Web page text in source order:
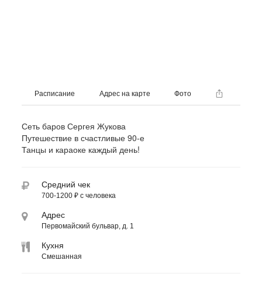
Расписание Адрес на карте Фото
Сеть баров Сергея Жукова
Путешествие в счастливые 90-е
Танцы и караоке каждый день!
Средний чек
700-1200 ₽ с человека
Адрес
Первомайский бульвар, д. 1
Кухня
Смешанная